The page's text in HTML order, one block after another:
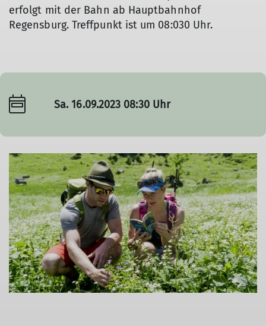
erfolgt mit der Bahn ab Hauptbahnhof
Regensburg. Treffpunkt ist um 08:030 Uhr.
Sa. 16.09.2023 08:30 Uhr